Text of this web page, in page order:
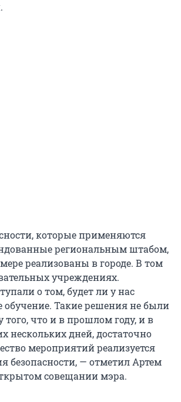
которые применяются
региональным штабом,
реализованы в городе. В том
учреждениях.
о том, будет ли у нас
обучение. Такие решения не были
что и в прошлом году, и в
нескольких дней, достаточно
мероприятий реализуется
безопасности, — отметил Артем
совещании мэра.